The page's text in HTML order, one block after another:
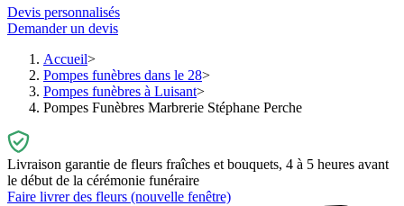
Devis personnalisés
Demander un devis
Accueil
Pompes funèbres dans le 28
Pompes funèbres à Luisant
Pompes Funèbres Marbrerie Stéphane Perche
Livraison garantie de fleurs fraîches et bouquets, 4 à 5 heures avant
le début de la cérémonie funéraire
Faire livrer des fleurs (nouvelle fenêtre)